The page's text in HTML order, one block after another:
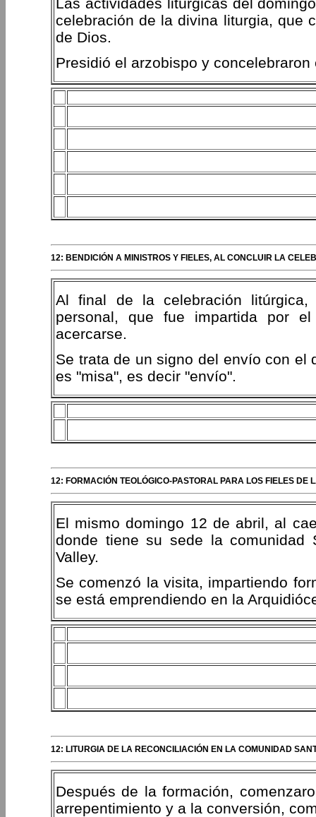
celebración de la divina liturgia, que
de Dios.
Presidió el arzobispo y
12: BENDICIÓN A MINISTROS Y FIELES, AL CONCLUIR LA
Al final de la celebración
personal, que fue impartida por
acercarse.
Se trata de un signo del envío con el
es "misa", es decir "envío".
12: FORMACIÓN TEOLÓGICO-PASTORAL PARA LOS FIELES
El mismo domingo 12 de abril, al
donde tiene su sede la comunidad
Valley.
Se comenzó la visita, impartiendo
se está emprendiendo en la
12: LITURGIA DE LA RECONCILIACIÓN EN LA COMUNIDAD
Después de la formación,
arrepentimiento y a la conversión,